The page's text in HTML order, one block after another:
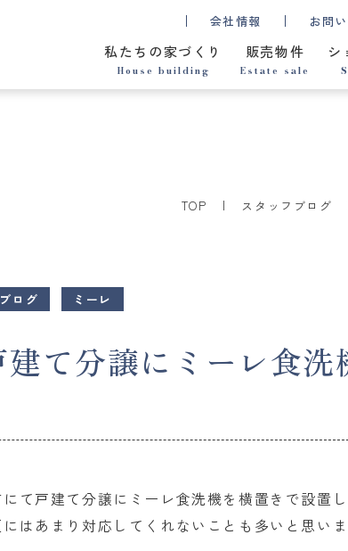
会社情報 お問
私たちの家づくり
House building
販売物件
Estate sale
シ
TOP スタッフブログ
ログ ミーレ
て分譲にミーレ食洗
て戸建て分譲にミーレ食洗機を横置きで設置
はあまり対応してくれないことも多いと思い